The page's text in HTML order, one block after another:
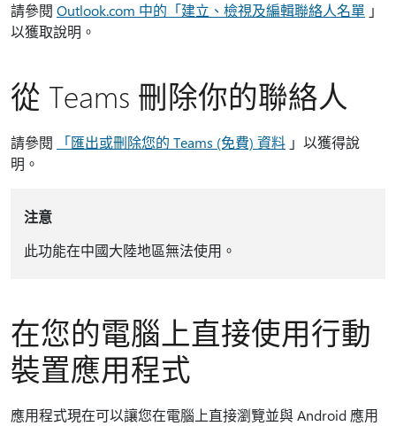
請參閱 Outlook.com 中的「建立、檢視及編輯聯絡人名單 」
以獲取說明。
從 Teams 刪除你的聯絡人
請參閱 「匯出或刪除您的 Teams (免費) 資料 」以獲得說
明。
注意
此功能在中國大陸地區無法使用。
在您的電腦上直接使用行動
裝置應用程式
應用程式現在可以讓您在電腦上直接瀏覽並與 Android 應用